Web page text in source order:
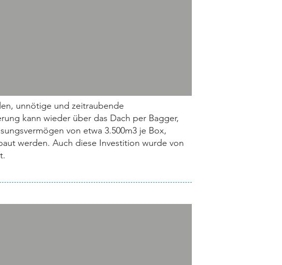
unnötige und zeitraubende
kann wieder über das Dach per Bagger,
von etwa 3.500m3 je Box,
werden. Auch diese Investition wurde von